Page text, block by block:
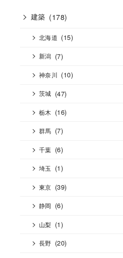
建築 (178)
北海道 (15)
新潟 (7)
神奈川 (10)
茨城 (47)
栃木 (16)
群馬 (7)
千葉 (6)
埼玉 (1)
東京 (39)
静岡 (6)
山梨 (1)
長野 (20)